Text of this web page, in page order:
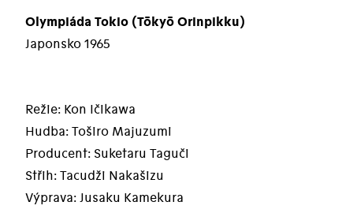
Olympiáda Tokio (Tōkyō Orinpikku)
Japonsko 1965
Režie: Kon Ičikawa
Hudba: Toširo Majuzumi
Producent: Suketaru Taguči
Střih: Tacudži Nakašizu
Výprava: Jusaku Kamekura